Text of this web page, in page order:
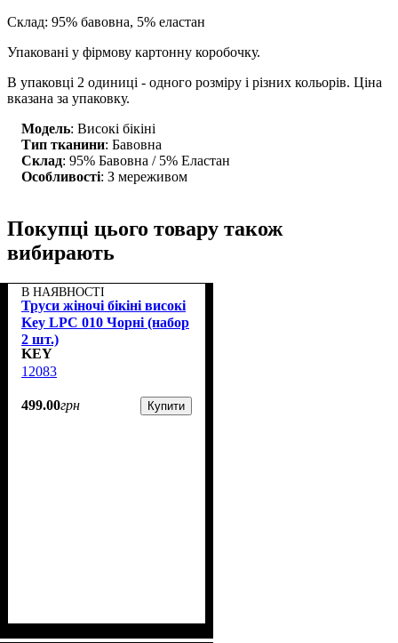
Склад: 95% бавовна, 5% еластан
Упаковані у фірмову картонну коробочку.
В упаковці 2 одиниці - одного розміру і різних кольорів. Ціна
вказана за упаковку.
Модель: Високі бікіні
Тип тканини: Бавовна
Склад: 95% Бавовна / 5% Еластан
Особливості: З мереживом
Покупці цього товару також
вибирають
В НАЯВНОСТІ
Труси жіночі бікіні високі
Key LPC 010 Чорні (набор
2 шт.)
KEY
12083
499.00грн Купити